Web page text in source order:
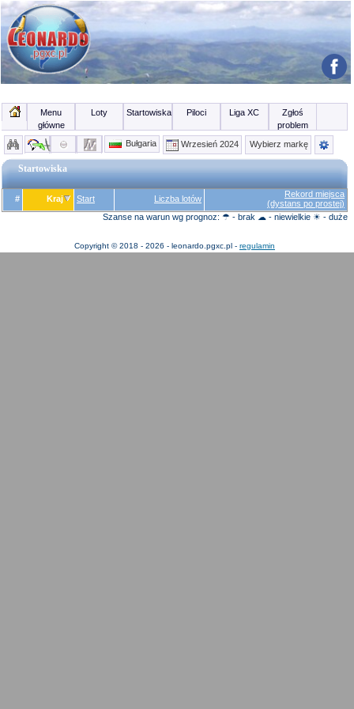
Menu
główne
Loty Startowiska Piloci Liga XC
Zgłoś
problem
Bułgaria
Wrzesień 2024 Wybierz markę
Startowiska
# Kraj Start Liczba lotów
Rekord miejsca
(dystans po prostej)
Szanse na warun wg prognoz: ☂ - brak ☁ - niewielkie ☀ - duże
Copyright © 2018 - 2026 - leonardo.pgxc.pl - regulamin